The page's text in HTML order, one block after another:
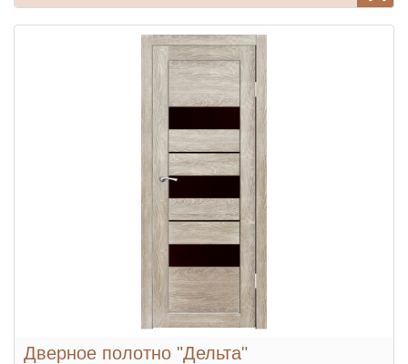
Дверное полотно "Дельта"